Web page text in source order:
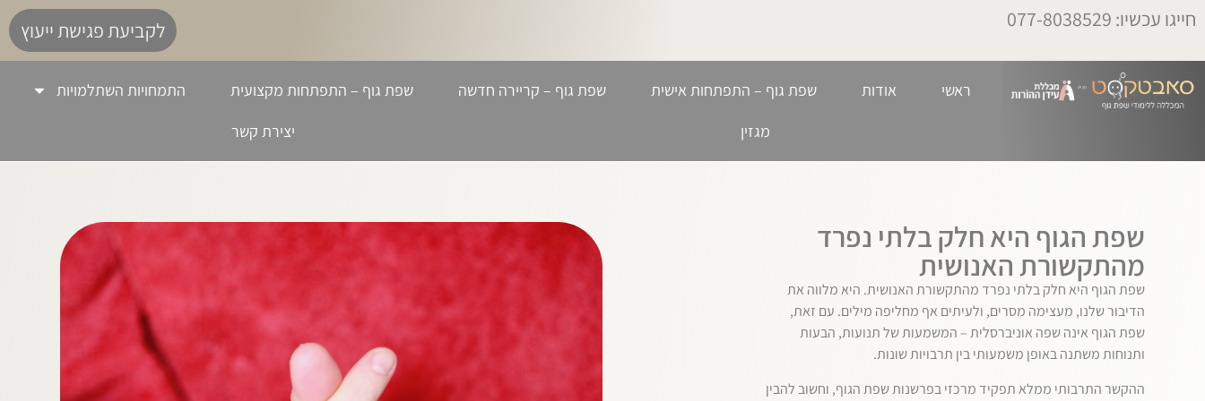
חייגו עכשיו: 077-8038529 לקביעת פגישת ייעוץ
ראשי אודות שפת גוף – התפתחות אישית שפת גוף – קריירה חדשה שפת גוף – התפתחות מקצועית
התמחויות השתלמויות
מגזין
יצירת קשר
שפת הגוף היא חלק בלתי נפרד
מהתקשורת האנושית
שפת הגוף היא חלק בלתי נפרד מהתקשורת האנושית. היא מלווה את
הדיבור שלנו, מעצימה מסרים, ולעיתים אף מחליפה מילים. עם זאת,
שפת הגוף אינה שפה אוניברסלית – המשמעות של תנועות, הבעות
ותנוחות משתנה באופן משמעותי בין תרבויות שונות.
ההקשר התרבותי ממלא תפקיד מרכזי בפרשנות שפת הגוף, וחשוב להבין